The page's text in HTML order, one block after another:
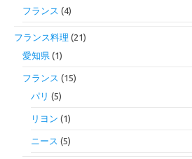
フランス (4)
フランス料理 (21)
愛知県 (1)
フランス (15)
パリ (5)
リヨン (1)
ニース (5)